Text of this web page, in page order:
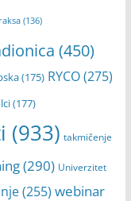
(136)
(450)
(175) RYCO(275)
(177)
(933) takmičenje
(290) Univerzitet
(255) webinar